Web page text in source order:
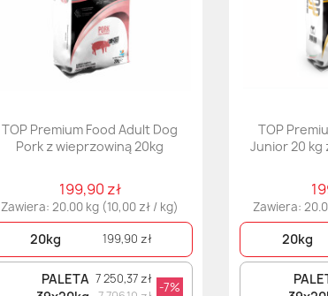
TOP Premium Food Adult Dog
Pork z wieprzowiną 20kg
199,90 zł
Zawiera: 20.00 kg (10,00 zł / kg)
20kg 199,90 zł
PALETA 7 250,37 zł
-7%
TOP
Junior 20 kg
Zawiera:
20kg